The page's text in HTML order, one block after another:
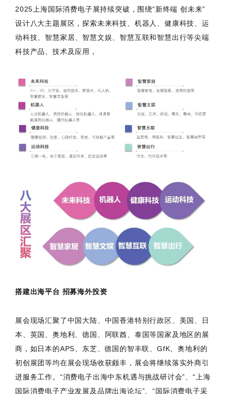
2025上海国际消费电子展持续突破，围绕“新终端 创未来”
设计八大主题展区，探索未来科技、机器人、健康科技、运
动科技、智慧家居、智慧文娱、智慧互联和智慧出行等尖端
科技产品、技术及应用，
搭建出海平台 招募海外投资
展会现场汇聚了中国大陆、中国香港特别行政区、美国、日
本、英国、奥地利、德国、阿联酋、泰国等国家及地区的展
商，如日本的APS、东芝、德国的智丰联、GfK、奥地利的
初创展团等均在展会现场收获颇丰，展会将继续落实外商引
进服务工作。“消费电子出海中东机遇与挑战研讨会”、“上海
国际消费电子产业发展及品牌出海论坛”、“国际消费电子采